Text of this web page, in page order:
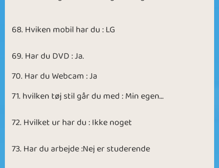
68. Hviken mobil har du : LG
69. Har du DVD : Ja.
70. Har du Webcam : Ja
71. hvilken tøj stil går du med : Min egen...
72. Hvilket ur har du : Ikke noget
73. Har du arbejde :Nej er studerende